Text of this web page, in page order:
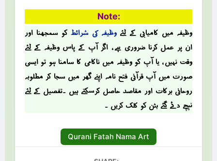
Note:
وظیفہ میں کامیابی کے لئے وظیفہ کی شرائط کو سمجھنا اور
ان پر عمل کرنا ضروری ہے ، اگر آپ کے پاس وظیفہ کے لئے
وقت نہیں ، یا آپ کو وظیفہ میں ناکامی کا سامنا ہو تو ایسی
صؤرت میں آپ قرآنی فتح نامہ اپنے گھر میں سجا کر مطلوبہ
روحانی برکات اور مقاصد حاصل کرسکتے ہیں ۔تفصیل کے لئے
نیچے دئے گئے بٹن کو کلک کریں ۔
Qurani Fatah Nama Art